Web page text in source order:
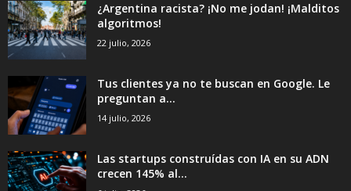
¿Argentina racista? ¡No me jodan! ¡Malditos
algoritmos!
22 julio, 2026
Tus clientes ya no te buscan en Google. Le
preguntan a...
14 julio, 2026
Las startups construídas con IA en su ADN
crecen 145% al...